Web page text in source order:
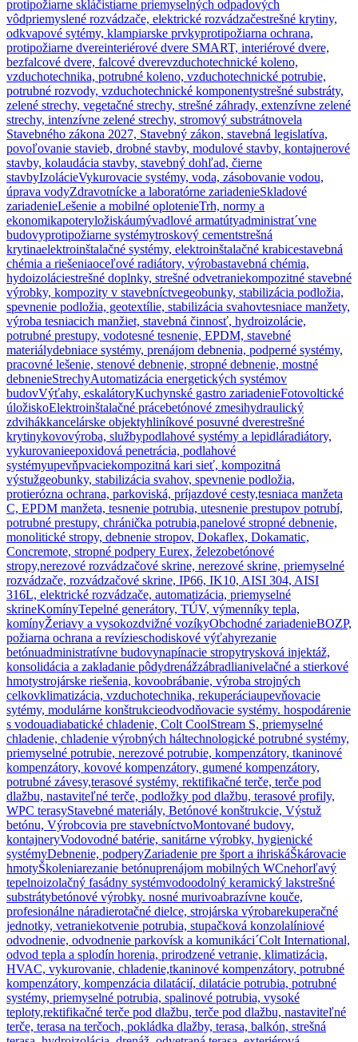
protipožiarne skláčistiarne priemyselných odpadových
vôdpriemyslené rozvádzače, elektrické rozvádzačestrešné krytiny,
odkvapové sytémy, klampiarske prvkyprotipožiarna ochrana,
protipožiarne dvereinteriérové dvere SMART, interiérové dvere,
bezfalcové dvere, falcové dverevzduchotechnické koleno,
vzduchotechnika, potrubné koleno, vzduchotechnické potrubie,
potrubné rozvody, vzduchotechnické komponentystrešné substráty,
zelené strechy, vegetačné strechy, strešné záhrady, extenzívne zelené
strechy, intenzívne zelené strechy, stromový substrátnovela
Stavebného zákona 2027, Stavebný zákon, stavebná legislatíva,
povoľovanie stavieb, drobné stavby, modulové stavby, kontajnerové
stavby, kolaudácia stavby, stavebný dohľad, čierne
stavbyIzolácieVykurovacie systémy, voda, zásobovanie vodou,
úprava vodyZdravotnícke a laboratórne zariadenieSkladové
zariadenieLešenie a mobilné oplotenieTrh, normy a
ekonomikapoteryložiskáumývadlové armatútyadministrat´vne
budovyprotipožiarne systémytroskový cementstrešná
krytinaelektroinštalačné systémy, elektroinštalačné krabicestavebná
chémia a riešeniaoceľové radiátory, výrobastavebná chémia,
hydoizoláciestrešné doplnky, strešné odvetraniekompozitné stavebné
výrobky, kompozity v stavebníctvegeobunky, stabilizácia podložia,
spevnenie podložia, geotextílie, stabilizácia svahovtesniace manžety,
výroba tesniacich manžiet, stavebná činnosť, hydroizolácie,
potrubné prestupy, vodotesné tesnenie, EPDM, stavebné
materiálydebniace systémy, prenájom debnenia, podperné systémy,
pracovné lešenie, stenové debnenie, stropné debnenie, mostné
debnenieStrechyAutomatizácia energetických systémov
budovVýťahy, eskalátoryKuchynské gastro zariadenieFotovoltické
úložiskoElektroinštalačné prácebetónové zmesihydraulický
zdvihákkancelárske objektyhliníkové posuvné dverestrešné
krytinykovovýroba, službypodlahové systémy a lepidláradiátory,
vykurovanieepoxidová penetrácia, podlahové
systémyupevňpvaciekompozitná kari sieť, kompozitná
výstužgeobunky, stabilizácia svahov, spevnenie podložia,
protierózna ochrana, parkoviská, príjazdové cesty,tesniaca manžeta
C, EPDM manžeta, tesnenie potrubia, utesnenie prestupov potrubí,
potrubné prestupy, chránička potrubia,panelové stropné debnenie,
monolitické stropy, debnenie stropov, Dokaflex, Dokamatic,
Concremote, stropné podpery Eurex, železobetónové
stropy,nerezové rozvádzačové skrine, nerezové skrine, priemyselné
rozvádzače, rozvádzačové skrine, IP66, IK10, AISI 304, AISI
316L, elektrické rozvádzače, automatizácia, priemyselné
skrineKomínyTepelné generátory, TÚV, výmenníky tepla,
komínyŽeriavy a vysokozdvižné vozíkyObchodné zariadenieBOZP,
požiarna ochrana a revízieschodiskové výťahyrezanie
betónuadministratívne budovynapínacie stropytrysková injektáž,
konsolidácia a zakladanie pôdydrenážzábradlianivelačné a stierkové
hmotystrojárske riešenia, kovoobrábanie, výroba strojných
celkovklimatizácia, vzduchotechnika, rekuperáciaupevňovacie
sytémy, modulárne konštrukcieodvodňovacie systémy. hospodárenie
s vodouadiabatické chladenie, Colt CoolStream S, priemyselné
chladenie, chladenie výrobných háltechnologické potrubné systémy,
priemyselné potrubie, nerezové potrubie, kompenzátory, tkaninové
kompenzátory, kovové kompenzátory, gumené kompenzátory,
potrubné závesy,terasové systémy, rektifikačné terče, terče pod
dlažbu, nastaviteľné terče, podložky pod dlažbu, terasové profily,
WPC terasyStavebné materiály, Betónové konštrukcie, Výstuž
betónu, Výrobcovia pre stavebníctvoMontované budovy,
kontajneryVodovodné batérie, sanitárne výrobky, hygienické
systémyDebnenie, podperyZariadenie pre šport a ihriskáŠkárovacie
hmotyŠkoleniarezanie betónuprenájom mobilných WCnehorľavý
tepelnoizolačný fasádny systémvodoodolný keramický lakstrešné
substrátybetónové výrobky. nosné murivoabrazívne kouče,
profesionálne náradierotačné dielce, strojárska výrobarekuperačné
jednotky, vetraniekotvenie potrubia, stupačková konzolalíniové
odvodnenie, odvodnenie parkovísk a komunikáci´Colt International,
odvod tepla a splodín horenia, prirodzené vetranie, klimatizácia,
HVAC, vykurovanie, chladenie,tkaninové kompenzátory, potrubné
kompenzátory, kompenzácia dilatácií, dilatácie potrubia, potrubné
systémy, priemyselné potrubia, spalinové potrubia, vysoké
teploty,rektifikačné terče pod dlažbu, terče pod dlažbu, nastaviteľné
terče, terasa na terčoch, pokládka dlažby, terasa, balkón, strešná